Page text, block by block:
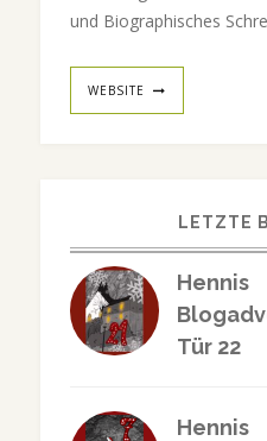
und Biographisches
WEBSITE
LETZTE
Hennis
Tür 22
Hennis